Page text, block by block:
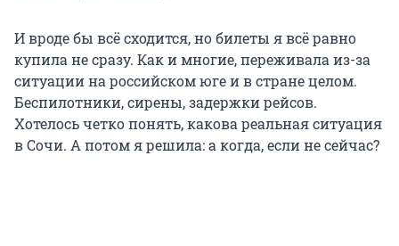
И вроде бы всё сходится, но билеты я всё равно
купила не сразу. Как и многие, переживала из-за
ситуации на российском юге и в стране целом.
Беспилотники, сирены, задержки рейсов.
Хотелось четко понять, какова реальная ситуация
в Сочи. А потом я решила: а когда, если не сейчас?